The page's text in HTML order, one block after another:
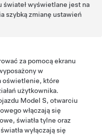
świateł wyświetlane jest na
szybką zmianę ustawień
za pomocą ekranu
w
oświetlenie, które
użytkownika.
Model S, otwarciu
włączają się
światła tylne oraz
wyłączają się